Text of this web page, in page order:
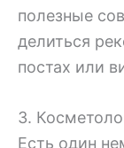
полезные
делиться
постах или
3.
Есть один